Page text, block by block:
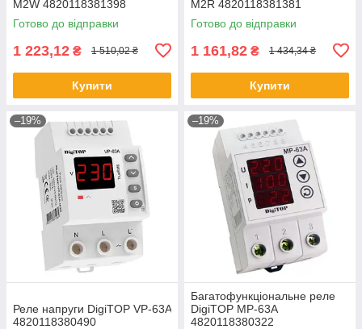
M2W 4820118381398
Готово до відправки
1 223,12 ₴ 1 510,02 ₴
Купити
M2R 4820118381381
Готово до відправки
1 161,82 ₴ 1 434,34 ₴
Купити
–19%
Реле напруги DigiTOP VP-63A
4820118380490
–19%
Багатофункціональне реле
DigiTOP МР-63А
4820118380322